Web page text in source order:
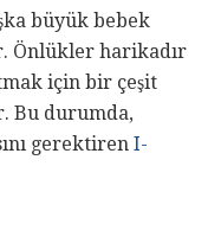
büyük bebek
Önlükler harikadır
için bir çeşit
Bu durumda,
gerektiren I-